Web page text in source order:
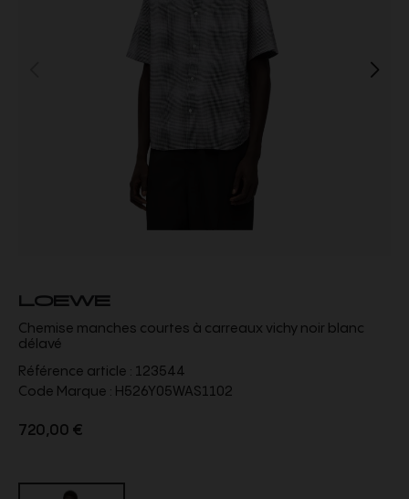
LOEWE
Chemise manches courtes à carreaux vichy noir blanc
délavé
Référence article : 123544
Code Marque : H526Y05WAS1102
720,00 €